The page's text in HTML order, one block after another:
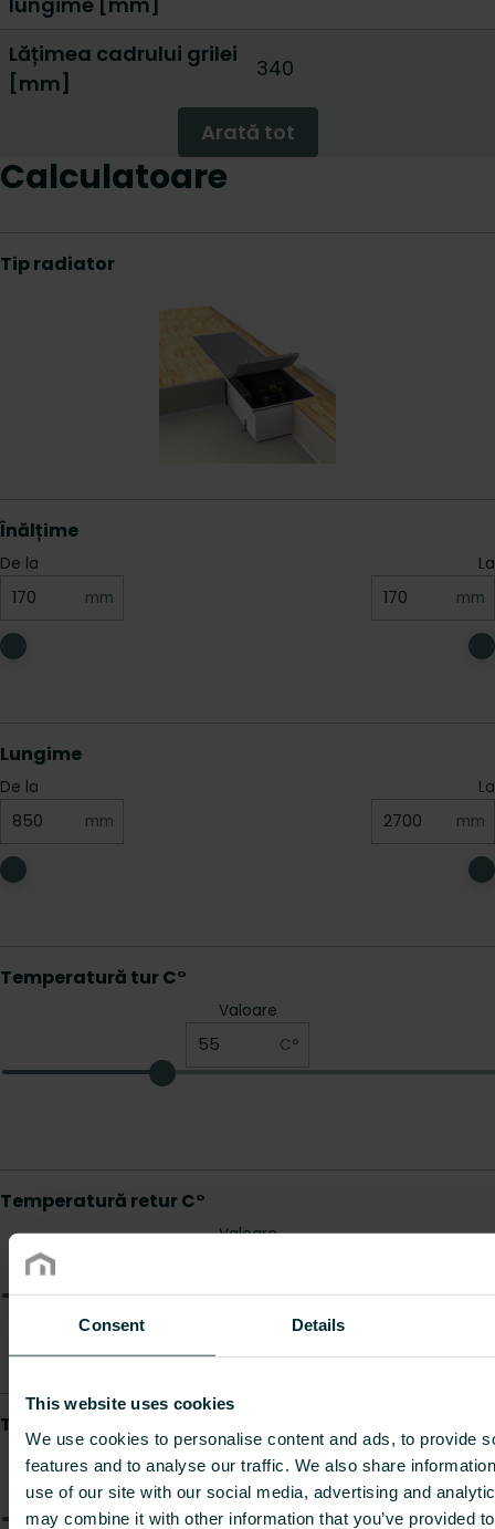
Consent Details
This website uses cookies
We use cookies to personalise content and ads, to provide
features and to analyse our traffic. We also share
use of our site with our social media, advertising and
may combine it with other information that you’ve provided
Lățimea cadrului grilei
[mm]
340
Arată tot
Calculatoare